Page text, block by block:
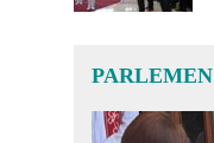
PARLEMEN